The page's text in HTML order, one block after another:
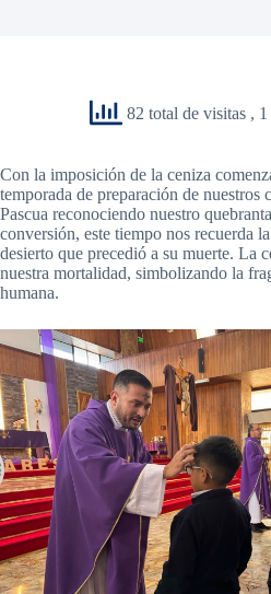
82 total de visitas ,
Con la imposición de la ceniza
temporada de preparación de nuestros
Pascua reconociendo nuestro
conversión, este tiempo nos recuerda
desierto que precedió a su muerte. La
nuestra mortalidad, simbolizando la
humana.